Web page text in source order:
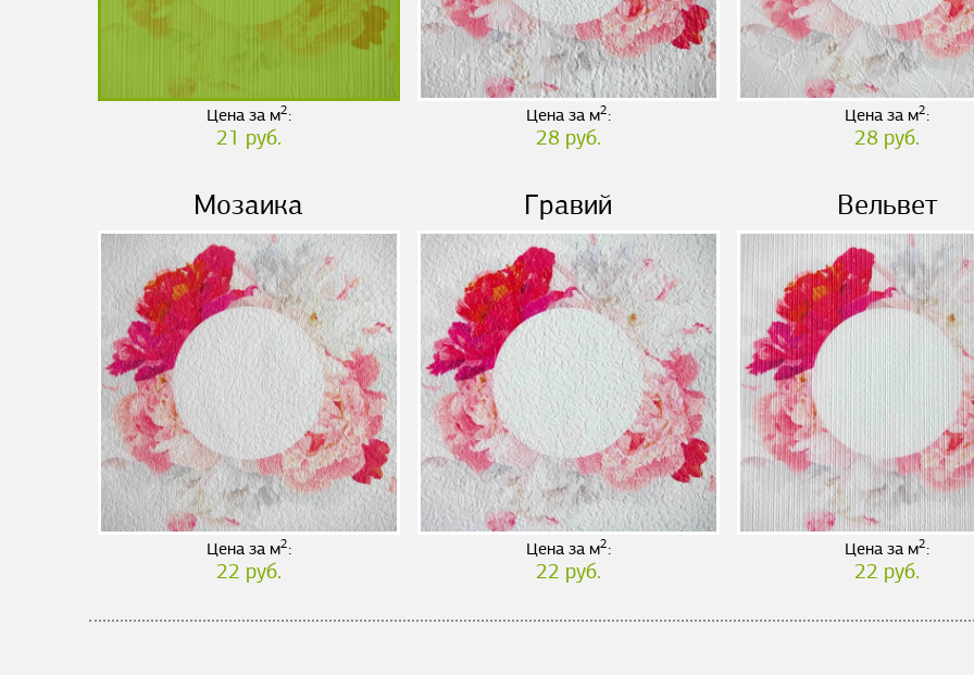
Цена за м2:
21 руб.
Цена за м2:
28 руб.
Цена за м2:
28 руб.
Мозаика
Цена за м2:
22 руб.
Гравий
Цена за м2:
22 руб.
Вельвет
Цена за м2:
22 руб.